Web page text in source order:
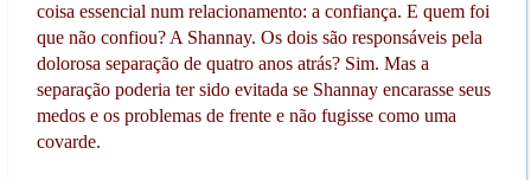
coisa essencial num relacionamento: a confiança. E quem foi
que não confiou? A Shannay. Os dois são responsáveis pela
dolorosa separação de quatro anos atrás? Sim. Mas a
separação poderia ter sido evitada se Shannay encarasse seus
medos e os problemas de frente e não fugisse como uma
covarde.